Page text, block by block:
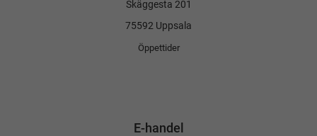
Skäggesta 201
75592 Uppsala
Öppettider
E-handel